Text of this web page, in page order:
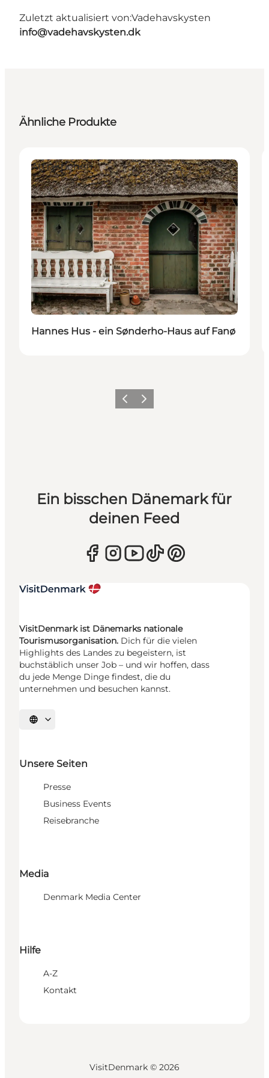
Zuletzt aktualisiert von:Vadehavskysten
info@vadehavskysten.dk
Ähnliche Produkte
Attraktionen
Hannes Hus - ein Sønderho-Haus auf Fanø
ZurückWeiter
Ein bisschen Dänemark für
deinen Feed
VisitDenmark ist Dänemarks nationale
Tourismusorganisation. Dich für die vielen
Highlights des Landes zu begeistern, ist
buchstäblich unser Job – und wir hoffen, dass
du jede Menge Dinge findest, die du
unternehmen und besuchen kannst.
Sprache auswählen
Unsere Seiten
Presse
Business Events
Reisebranche
Media
Denmark Media Center
Hilfe
A-Z
Kontakt
VisitDenmark © 2026